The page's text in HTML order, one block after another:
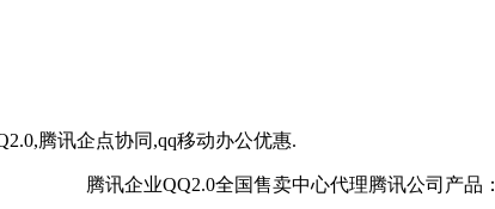
腾讯企业QQ2.0全国售卖中心代理腾讯公司产品：